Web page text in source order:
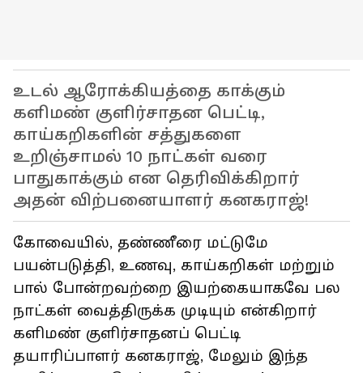
உடல் ஆரோக்கியத்தை காக்கும்
களிமண் குளிர்சாதன பெட்டி,
காய்கறிகளின் சத்துகளை
உறிஞ்சாமல் 10 நாட்கள் வரை
பாதுகாக்கும் என தெரிவிக்கிறார்
அதன் விற்பனையாளர் கனகராஜ்!
கோவையில், தண்ணீரை மட்டுமே
பயன்படுத்தி, உணவு, காய்கறிகள் மற்றும்
பால் போன்றவற்றை இயற்கையாகவே பல
நாட்கள் வைத்திருக்க முடியும் என்கிறார்
களிமண் குளிர்சாதனப் பெட்டி
தயாரிப்பாளர் கனகராஜ், மேலும் இந்த